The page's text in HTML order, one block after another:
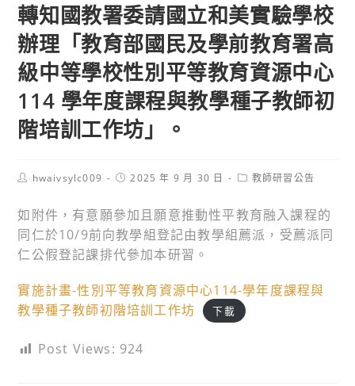
轉知國教署委請國立和美實驗學校
辦理「教育部國民及學前教育署高
級中等學校性別平等教育資源中心
114 學年度課程與教學種子教師初
階培訓工作坊」。
Posthwaivsylc009
Post2025 年 9 月 30 日
Post教師研習公告
如附件，有意願參加且願意推動性平教育融入課程的
同仁於10/9前向教學組登記由教學組薦派，受薦派同
仁公假登記課排代參加本研習。
實施計畫-性別平等教育資源中心114-學年度課程與
教學種子教師初階培訓工作坊
下載
Post Views: 924